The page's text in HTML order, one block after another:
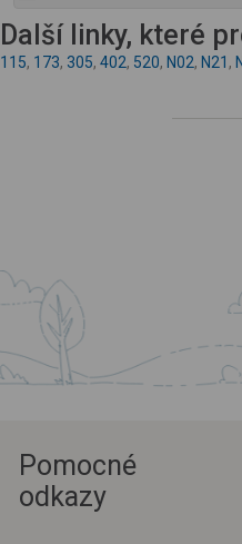
Další linky, které
115, 173, 305, 402, 520, N02, N21 ,
Pomocné
odkazy